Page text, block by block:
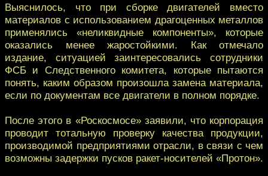
Выяснилось, что при сборке двигателей вместо
материалов с использованием драгоценных металлов
применялись «неликвидные компоненты», которые
оказались менее жаростойкими. Как отмечало
издание, ситуацией заинтересовались сотрудники
ФСБ и Следственного комитета, которые пытаются
понять, каким образом произошла замена материала,
если по документам все двигатели в полном порядке.
После этого в «Роскосмосе» заявили, что корпорация
проводит тотальную проверку качества продукции,
производимой предприятиями отрасли, в связи с чем
возможны задержки пусков ракет-носителей «Протон».